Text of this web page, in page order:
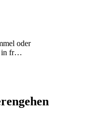
oder
in fr…